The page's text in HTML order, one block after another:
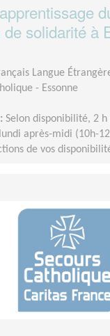
solidarité à
Langue
- Essonne
Selon disponibilité, 2
après-midi (10h-
de vos